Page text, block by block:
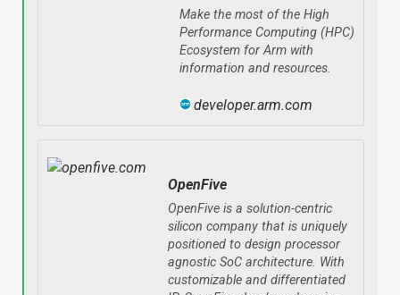
Make the most of the High
Performance Computing (HPC)
Ecosystem for Arm with
information and resources.
developer.arm.com
OpenFive
OpenFive is a solution-centric
silicon company that is uniquely
positioned to design processor
agnostic SoC architecture. With
customizable and differentiated